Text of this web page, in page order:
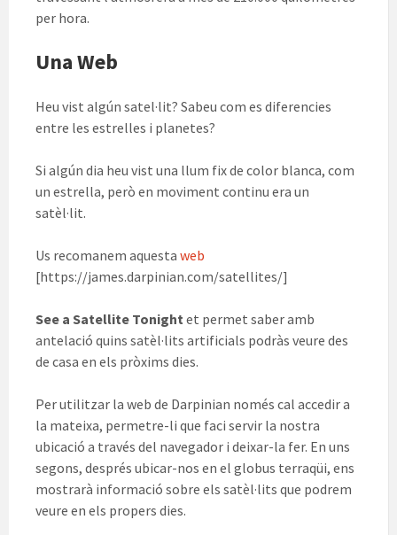
per hora.
Una Web
Heu vist algún satel·lit? Sabeu com es diferencies
entre les estrelles i planetes?
Si algún dia heu vist una llum fix de color blanca, com
un estrella, però en moviment continu era un
satèl·lit.
Us recomanem aquesta web
[https://james.darpinian.com/satellites/]
See a Satellite Tonight et permet saber amb
antelació quins satèl·lits artificials podràs veure des
de casa en els pròxims dies.
Per utilitzar la web de Darpinian només cal accedir a
la mateixa, permetre-li que faci servir la nostra
ubicació a través del navegador i deixar-la fer. En uns
segons, després ubicar-nos en el globus terraqüi, ens
mostrarà informació sobre els satèl·lits que podrem
veure en els propers dies.